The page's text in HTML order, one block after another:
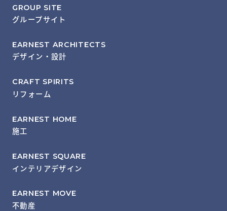
GROUP SITE
グループサイト
EARNEST ARCHITECTS
デザイン・設計
CRAFT SPIRITS
リフォーム
EARNEST HOME
施工
EARNEST SQUARE
インテリアデザイン
EARNEST MOVE
不動産